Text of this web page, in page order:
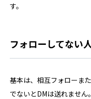
す。
フォローしてない
基本は、相互フォローま
でないとDMは送れませ